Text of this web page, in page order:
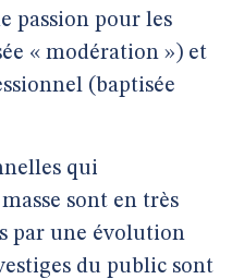
passion pour les
« modération ») et
(baptisée
qui
sont en très
par une évolution
du public sont